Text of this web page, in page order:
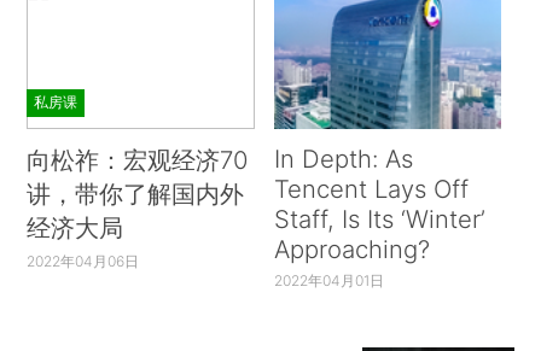
私房课
向松祚：宏观经济70
讲，带你了解国内外
经济大局
2022年04月06日
In Depth: As
Tencent Lays Off
Staff, Is Its ‘Winter’
Approaching?
2022年04月01日